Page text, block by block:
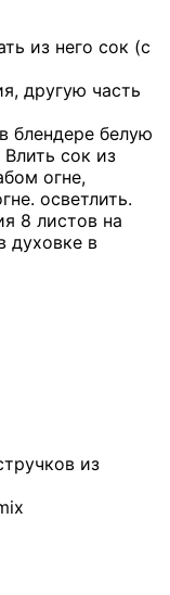
из него сок (с
другую часть
блендере белую
сок из
огне,
осветлить.
8 листов на
духовке в
из